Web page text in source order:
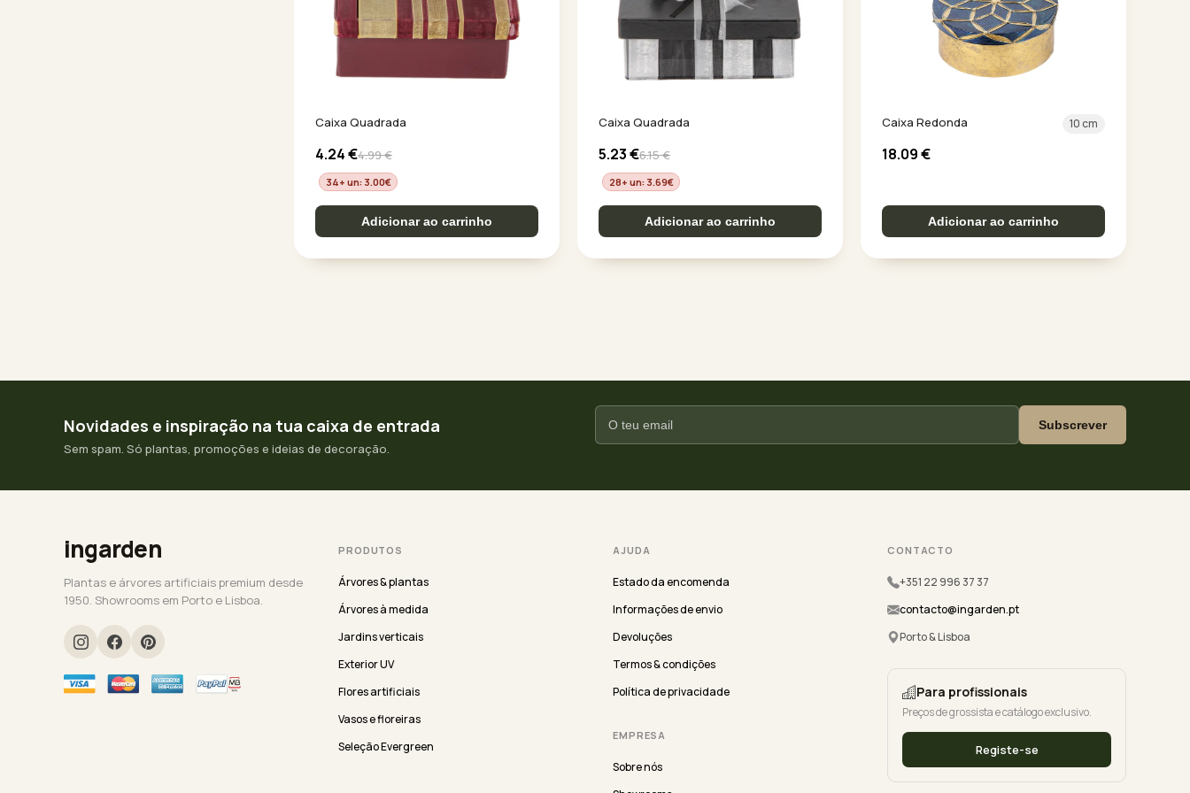
Caixa Quadrada
4.24€4.99€
34+ un: 3.00€
Adicionar ao carrinho
Caixa Quadrada
5.23€6.15€
28+ un: 3.69€
Adicionar ao carrinho
Caixa Redonda 10 cm
18.09€
Adicionar ao carrinho
Novidades e inspiração na tua caixa de entrada
Sem spam. Só plantas, promoções e ideias de decoração.
Subscrever
ingarden
Plantas e árvores artificiais premium desde
1950. Showrooms em Porto e Lisboa.
PRODUTOS
Árvores & plantas
Árvores à medida
Jardins verticais
Exterior UV
Flores artificiais
Vasos e floreiras
Seleção Evergreen
AJUDA
Estado da encomenda
Informações de envio
Devoluções
Termos & condições
Política de privacidade
EMPRESA
Sobre nós
CONTACTO
+351 22 996 37 37
contacto@ingarden.pt
Porto & Lisboa
Para profissionais
Preços de grossista e catálogo exclusivo.
Registe-se